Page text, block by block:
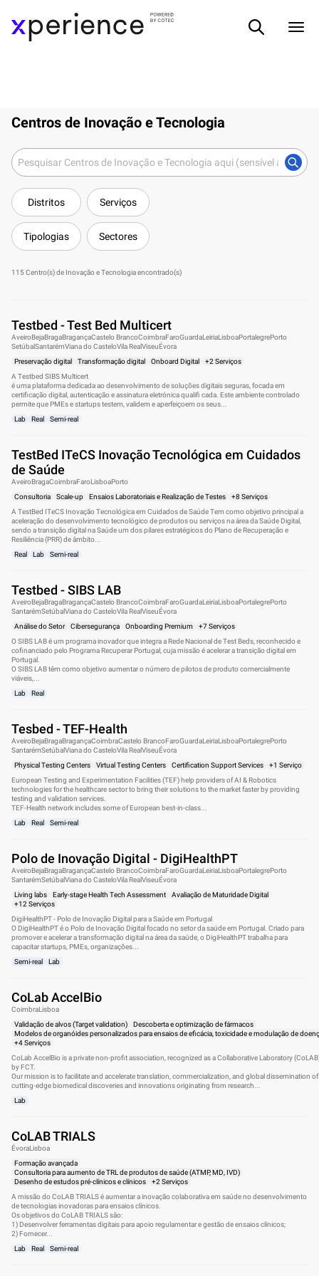
Centros de Inovação e Tecnologia
Distritos Serviços
Tipologias Sectores
115 Centro(s) de Inovação e Tecnologia encontrado(s)
Testbed - Test Bed Multicert
Lab Real Semi-real
AveiroBejaBragaBragançaCastelo BrancoCoimbraFaroGuardaLeiriaLisboaPortalegrePorto
SetúbalSantarémViana do CasteloVila RealViseuÉvora
Preservação digital
Transformação digital Onboard Digital
+2 Serviços
A Testbed SIBS Multicert
é uma plataforma dedicada ao desenvolvimento de soluções digitais seguras, focada em
certificação digital, autenticação e assinatura eletrónica qualifi cada. Este ambiente controlado
permite que PMEs e startups testem, validem e aperfeiçoem os seus...
TestBed ITeCS Inovação Tecnológica em Cuidados
de Saúde
Real Lab Semi-real
AveiroBragaCoimbraFaroLisboaPorto
Consultoria
Scale-up Ensaios Laboratoriais e Realização de Testes
+8 Serviços
A TestBed ITeCS Inovação Tecnológica em Cuidados de Saúde Tem como objetivo principal a
aceleração do desenvolvimento tecnológico de produtos ou serviços na área da Saúde Digital,
sendo a transição digital na Saúde um dos pilares estratégicos do Plano de Recuperação e
Resiliência (PRR) de âmbito...
Testbed - SIBS LAB
Lab Real
AveiroBejaBragaBragançaCastelo BrancoCoimbraFaroGuardaLeiriaLisboaPortalegrePorto
SantarémSetúbalViana do CasteloVila RealViseuÉvora
Análise do Setor
Cibersegurança Onboarding Premium
+7 Serviços
O SIBS LAB é um programa inovador que integra a Rede Nacional de Test Beds, reconhecido e
cofinanciado pelo Programa Recuperar Portugal, cuja missão é acelerar a transição digital em
Portugal.
O SIBS LAB têm como objetivo aumentar o número de pilotos de produto comercialmente
viáveis,...
Tesbed - TEF-Health
Lab Real Semi-real
AveiroBejaBragaBragançaCoimbraCastelo BrancoFaroGuardaLeiriaLisboaPortalegrePorto
SantarémSetúbalViana do CasteloVila RealViseuÉvora
Physical Testing Centers
Virtual Testing Centers Certification Support Services
+1 Serviço
European Testing and Experimentation Facilities (TEF) help providers of AI & Robotics
technologies for the healthcare sector to bring their solutions to the market faster by providing
testing and validation services.
TEF-Health network includes some of European best-in-class...
Polo de Inovação Digital - DigiHealthPT
Semi-real Lab
AveiroBejaBragaBragançaCastelo BrancoCoimbraFaroGuardaLeiriaLisboaPortalegrePorto
SantarémSetúbalViana do CasteloVila RealViseuÉvora
Living labs
Early-stage Health Tech Assessment
Avaliação de Maturidade Digital
+12 Serviços
DigiHealthPT - Polo de Inovação Digital para a Saúde em Portugal
O DigiHealthPT é o Polo de Inovação Digital focado no setor da saúde em Portugal. Criado para
promover e acelerar a transformação digital na área da saúde, o DigiHealthPT trabalha para
capacitar startups, PMEs, organizações...
CoLab AccelBio
Lab
CoimbraLisboa
Validação de alvos (Target validation)
Descoberta e optimização de fármacos
Modelos de organóides personalizados para ensaios de eficácia, toxicidade e modulação de
+4 Serviços
CoLab AccelBio is a private non-profit association, recognized as a Collaborative Laboratory
by FCT.
Our mission is to facilitate and accelerate translation, commercialization, and global dissemination of
cutting-edge biomedical discoveries and innovations originating from research...
CoLAB TRIALS
Lab Real Semi-real
ÉvoraLisboa
Formação avançada
Consultoria para aumento de TRL de produtos de saúde (ATMP, MD, IVD)
Desenho de estudos pré-clínicos e clínicos
+2 Serviços
A missão do CoLAB TRIALS é aumentar a inovação colaborativa em saúde no desenvolvimento
de tecnologias inovadoras para ensaios clínicos.
Os objetivos do CoLAB TRIALS são:
1) Desenvolver ferramentas digitais para apoio regulamentar e gestão de ensaios clínicos;
2) Fornecer...